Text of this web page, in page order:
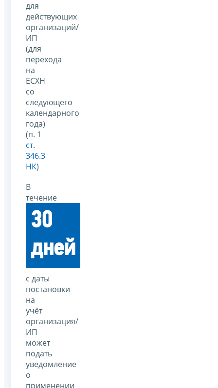
для
действующих
организаций/
ИП
(для
перехода
на
ЕСХН
со
следующего
календарного
года)
(п. 1
ст.
346.3
НК)
В
течение
30
дней
с даты
постановки
на
учёт
организация/
ИП
может
подать
уведомление
о
применении